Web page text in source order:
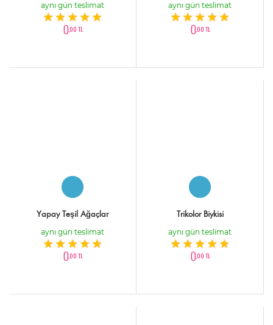
aynı gün teslimat
0,00 TL
aynı gün teslimat
0,00 TL
Yapay Teşil Ağaçlar
aynı gün teslimat
0,00 TL
Trikolor Biykisi
aynı gün teslimat
0,00 TL